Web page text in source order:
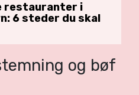
restauranter i
6 steder du skal
og bøf